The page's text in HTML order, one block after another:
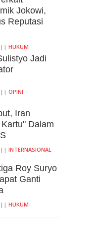
||KEUANGAN
Dan
Di Ruang
Sekolah Di
Jokowi,
Reputasi
|| HUKUM
Jadi
|| OPINI
Iran
Dalam
|| INTERNASIONAL
Roy Suryo
Ganti
|| HUKUM